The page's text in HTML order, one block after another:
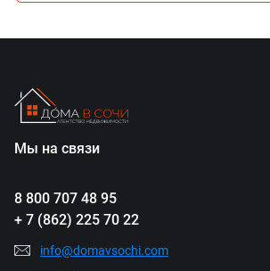
Мы на связи
8 800 707 48 95
+ 7 (862) 225 70 22
info@domavsochi.com